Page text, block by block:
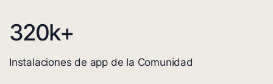
320k+
Instalaciones de app de la Comunidad